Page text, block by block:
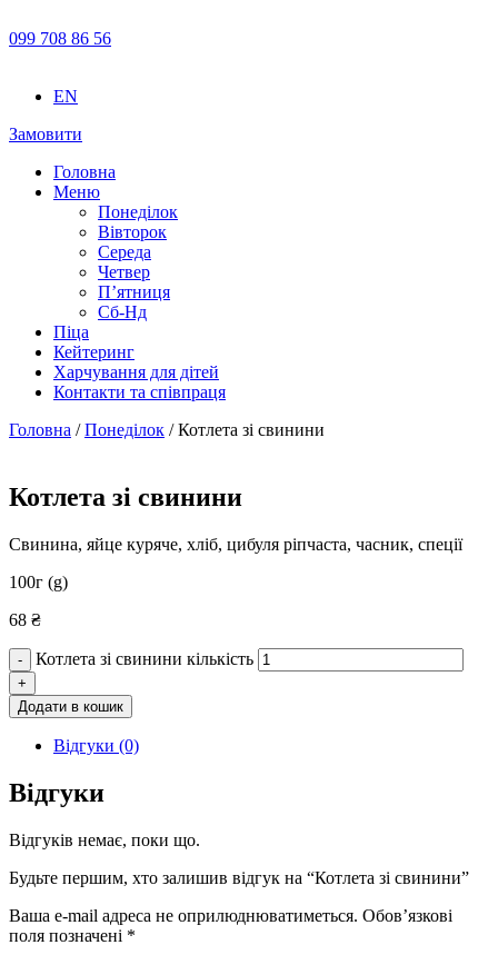
099 708 86 56
EN
Замовити
Головна
Меню
Понеділок
Вівторок
Середа
Четвер
П’ятниця
Сб-Нд
Піца
Кейтеринг
Харчування для дітей
Контакти та співпраця
Головна /Понеділок / Котлета зі свинини
Котлета зі свинини
Свинина, яйце куряче, хліб, цибуля ріпчаста, часник, спеції
100г (g)
68 ₴
- Котлета зі свинини кількість
+
Додати в кошик
Відгуки (0)
Відгуки
Відгуків немає, поки що.
Будьте першим, хто залишив відгук на “Котлета зі свинини”
Ваша e-mail адреса не оприлюднюватиметься. Обов’язкові
поля позначені *